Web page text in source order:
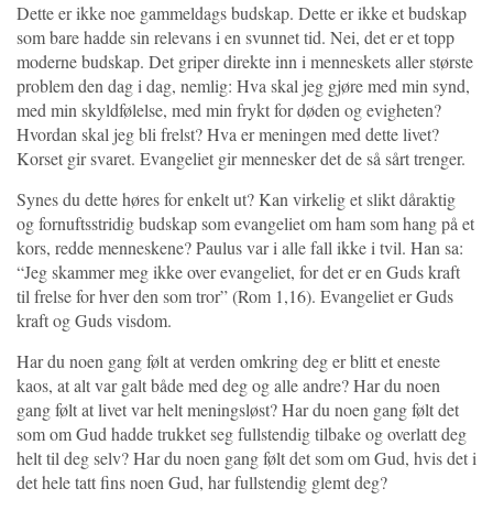
Dette er ikke noe gammeldags budskap. Dette er ikke et budskap
som bare hadde sin relevans i en svunnet tid. Nei, det er et topp
moderne budskap. Det griper direkte inn i menneskets aller største
problem den dag i dag, nemlig: Hva skal jeg gjøre med min synd,
med min skyldfølelse, med min frykt for døden og evigheten?
Hvordan skal jeg bli frelst? Hva er meningen med dette livet?
Korset gir svaret. Evangeliet gir mennesker det de så sårt trenger.
Synes du dette høres for enkelt ut? Kan virkelig et slikt dåraktig
og fornuftsstridig budskap som evangeliet om ham som hang på et
kors, redde menneskene? Paulus var i alle fall ikke i tvil. Han sa:
“Jeg skammer meg ikke over evangeliet, for det er en Guds kraft
til frelse for hver den som tror” (Rom 1,16). Evangeliet er Guds
kraft og Guds visdom.
Har du noen gang følt at verden omkring deg er blitt et eneste
kaos, at alt var galt både med deg og alle andre? Har du noen
gang følt at livet var helt meningsløst? Har du noen gang følt det
som om Gud hadde trukket seg fullstendig tilbake og overlatt deg
helt til deg selv? Har du noen gang følt det som om Gud, hvis det i
det hele tatt fins noen Gud, har fullstendig glemt deg?